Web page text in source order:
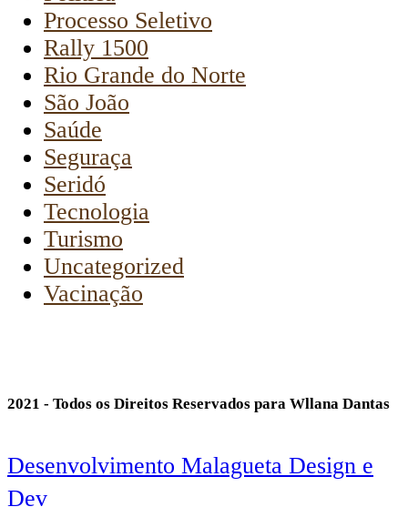
Processo Seletivo
Rally 1500
Rio Grande do Norte
São João
Saúde
Seguraça
Seridó
Tecnologia
Turismo
Uncategorized
Vacinação
2021 - Todos os Direitos Reservados para Wllana Dantas
Desenvolvimento Malagueta Design e
Dev